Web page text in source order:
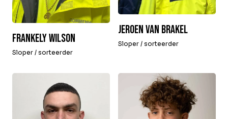
Frankely Wilson
Sloper / sorteerder
Jeroen van Brakel
Sloper / sorteerder